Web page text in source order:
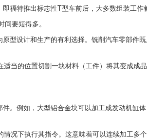
福特推出标志性T型车前后，大多数组装工作
要短得多。
型设计和生产的有利选择。铣削汽车零部件
当的位置切割一块材料（工件）将其变成成
。例如，大型铝合金块可以加工成发动机缸
况下执行其指令。这意味着可以连续加工多